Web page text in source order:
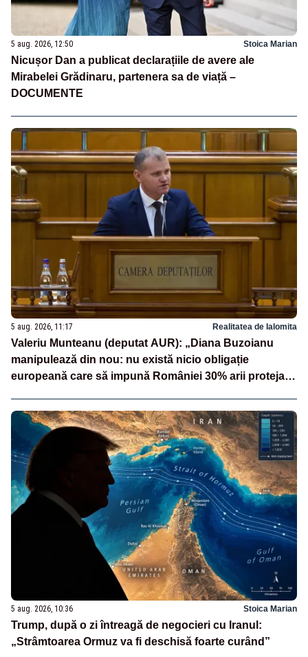
5 aug. 2026, 12:50 Stoica Marian
Nicușor Dan a publicat declarațiile de avere ale
Mirabelei Grădinaru, partenera sa de viață –
DOCUMENTE
5 aug. 2026, 11:17 Realitatea de Ialomita
Valeriu Munteanu (deputat AUR): „Diana Buzoianu
manipulează din nou: nu există nicio obligație
europeană care să impună României 30% arii protejate
5 aug. 2026, 10:36 Stoica Marian
Trump, după o zi întreagă de negocieri cu Iranul:
„Strâmtoarea Ormuz va fi deschisă foarte curând”